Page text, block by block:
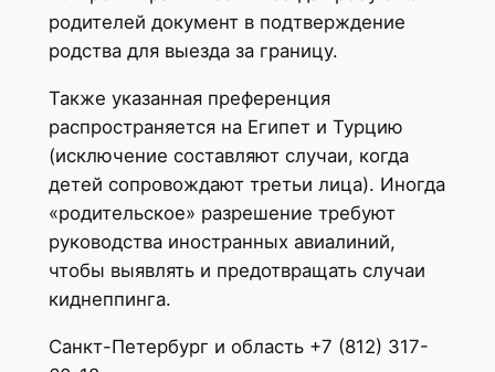
родителей документ в подтверждение
родства для выезда за границу.
Также указанная преференция
распространяется на Египет и Турцию
(исключение составляют случаи, когда
детей сопровождают третьи лица). Иногда
«родительское» разрешение требуют
руководства иностранных авиалиний,
чтобы выявлять и предотвращать случаи
киднеппинга.
Санкт-Петербург и область +7 (812) 317-